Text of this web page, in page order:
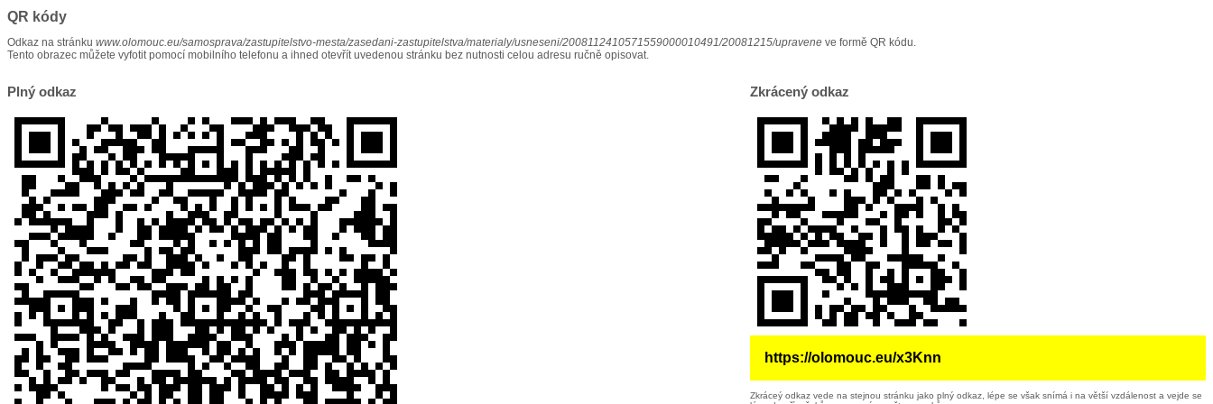
QR kódy
Odkaz na stránku www.olomouc.eu/samosprava/zastupitelstvo-mesta/zasedani-zastupitelstva/materialy/usneseni/2008112410571559000010491/20081215/upravene ve formě QR kódu.
Tento obrazec můžete vyfotit pomocí mobilního telefonu a ihned otevřít uvedenou stránku bez nutnosti celou adresu ručně opisovat.
Plný odkaz Zkrácený odkaz
https://olomouc.eu/x3Knn
Zkráceý odkaz vede na stejnou stránku jako plný odkaz, lépe se však snímá i na větší vzdálenost a vejde se